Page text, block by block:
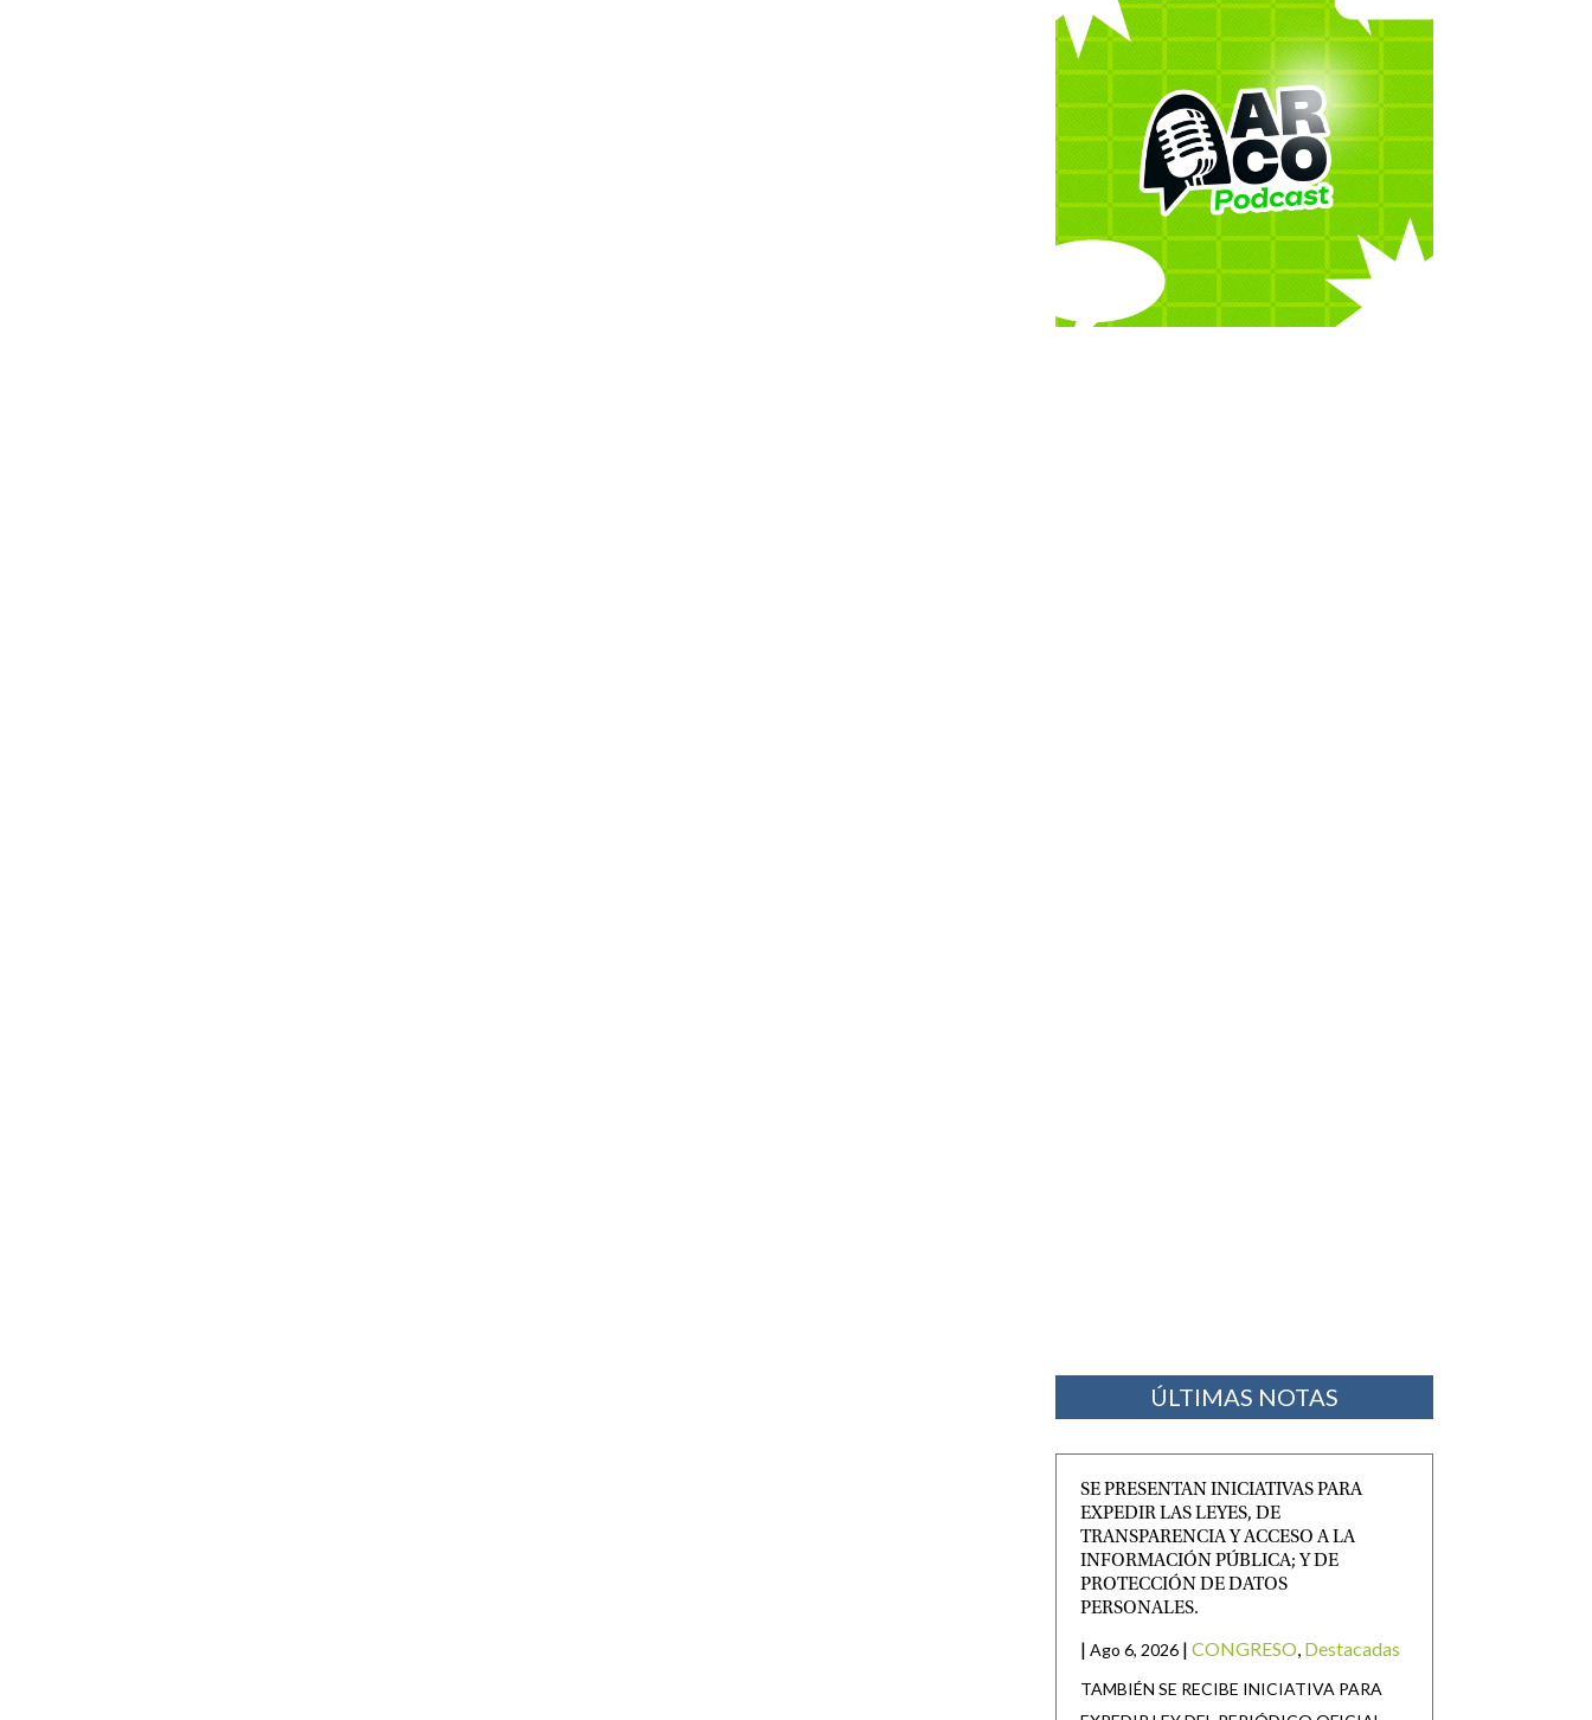
ÚLTIMAS NOTAS
SE PRESENTAN INICIATIVAS PARA
EXPEDIR LAS LEYES, DE
TRANSPARENCIA Y ACCESO A LA
INFORMACIÓN PÚBLICA; Y DE
PROTECCIÓN DE DATOS
PERSONALES.
| Ago 6, 2026 | CONGRESO, Destacadas
TAMBIÉN SE RECIBE INICIATIVA PARA